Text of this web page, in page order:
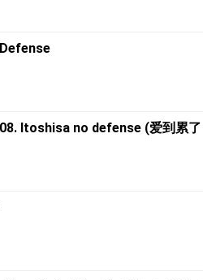
Itoshisa no defense (爱到累